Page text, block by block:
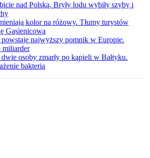
nad Polską. Bryły lodu wybiły szyby i
kolor na różowy. Tłumy turystów
Gąsienicową
najwyższy pomnik w Europie.
miliarder
osoby zmarły po kąpieli w Bałtyku.
bakterią